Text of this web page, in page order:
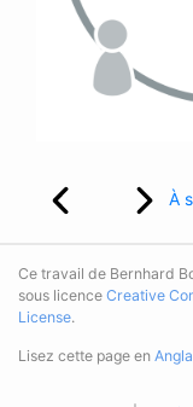
À
Ce travail de Bernhard
sous licence Creative
License.
Lisez cette page en